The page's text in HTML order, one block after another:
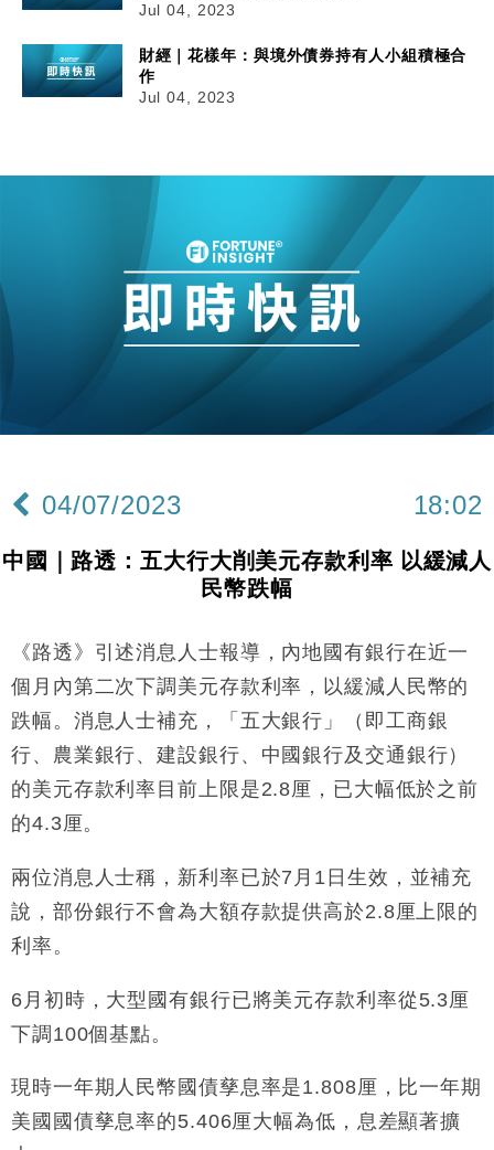
Jul 04, 2023
財經｜花樣年：與境外債券持有人小組積極合
作
Jul 04, 2023
04/07/2023 18:02
中國｜路透：五大行大削美元存款利率 以緩減人
民幣跌幅
《路透》引述消息人士報導，內地國有銀行在近一
個月內第二次下調美元存款利率，以緩減人民幣的
跌幅。消息人士補充，「五大銀行」（即工商銀
行、農業銀行、建設銀行、中國銀行及交通銀行）
的美元存款利率目前上限是2.8厘，已大幅低於之前
的4.3厘。
兩位消息人士稱，新利率已於7月1日生效，並補充
說，部份銀行不會為大額存款提供高於2.8厘上限的
利率。
6月初時，大型國有銀行已將美元存款利率從5.3厘
下調100個基點。
現時一年期人民幣國債孳息率是1.808厘，比一年期
美國國債孳息率的5.406厘大幅為低，息差顯著擴